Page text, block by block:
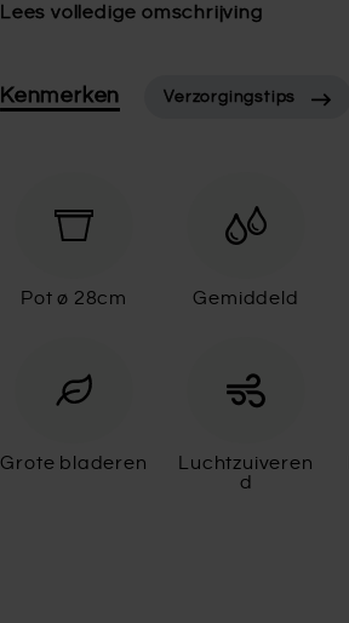
Lees volledige omschrijving
Kenmerken Verzorgingstips
Pot ø 28cm Gemiddeld
Grote bladeren
Luchtzuiveren
d